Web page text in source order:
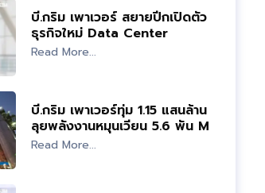
บี.กริม เพาเวอร์ สยายปีกเปิดตัว
ธุรกิจใหม่ Data Center
Read More...
บี.กริม เพาเวอร์ทุ่ม 1.15 แสนล้าน
ลุยพลังงานหมุนเวียน 5.6 พัน MW
ปี 73
Read More...